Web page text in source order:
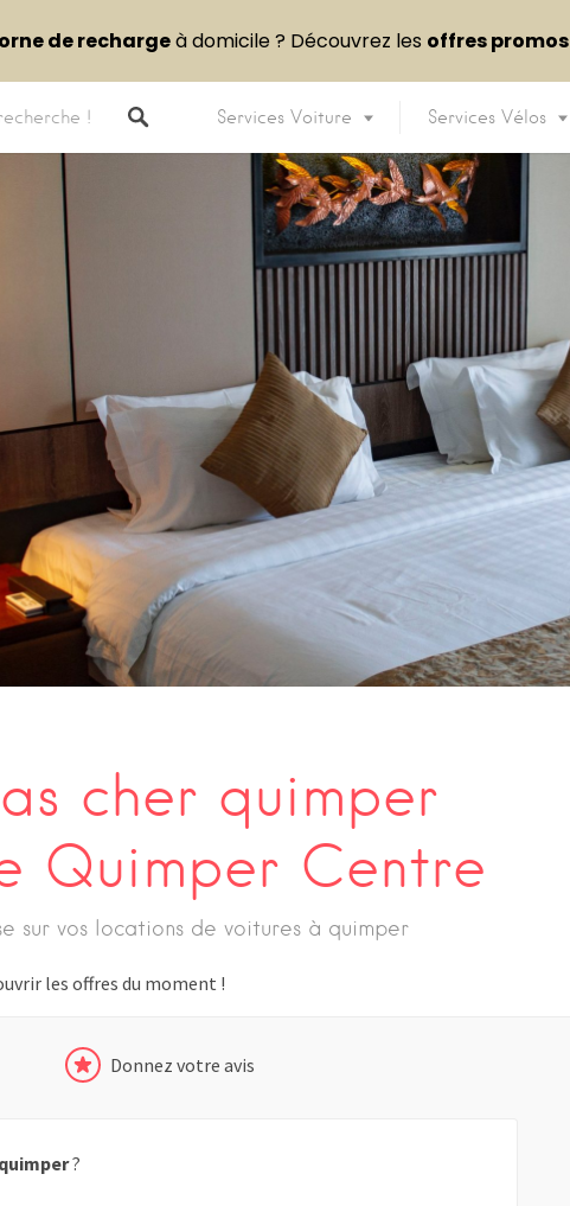
Services Voiture Services Vélos
cher quimper
Quimper Centre
sur vos locations de voitures à quimper
les offres du moment !
Donnez votre avis
quimper?
de rechargeà domicile ? Découvrez les offres promos